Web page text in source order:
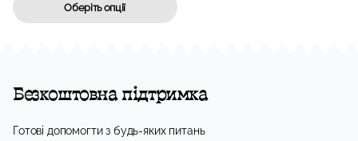
Оберіть опції
Безкоштовна підтримка
Готові допомогти з будь-яких питань